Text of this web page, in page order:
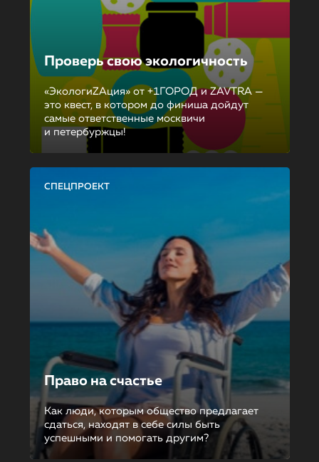
Проверь свою экологичность
«ЭкологиZAция» от +1ГОРОД и ZAVTRA —
это квест, в котором до финиша дойдут
самые ответственные москвичи
и петербуржцы!
СПЕЦПРОЕКТ
Право на счастье
Как люди, которым общество предлагает
сдаться, находят в себе силы быть
успешными и помогать другим?